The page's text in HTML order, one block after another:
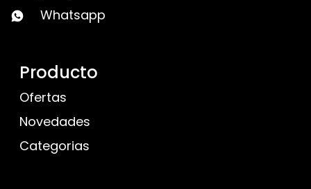
Whatsapp
Producto
Ofertas
Novedades
Categorias